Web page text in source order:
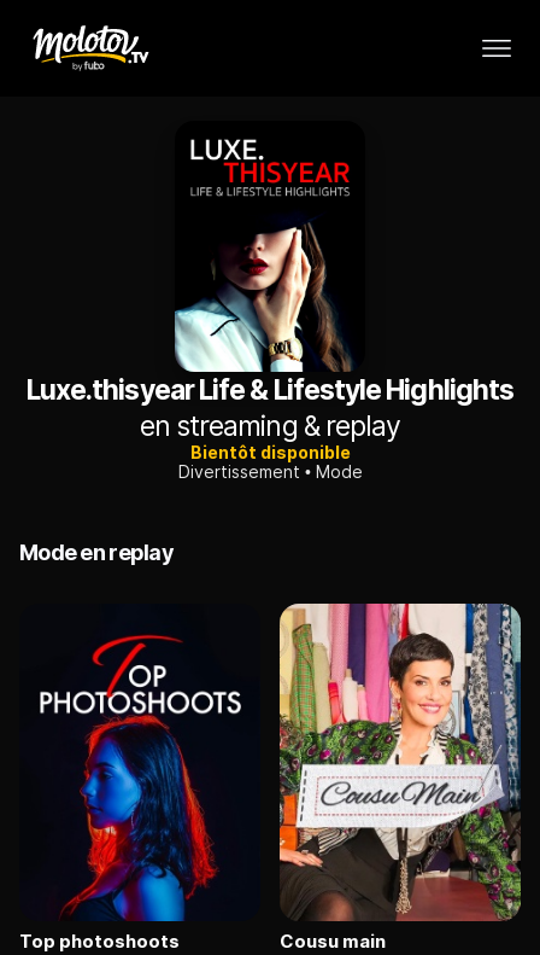
Luxe.thisyear Life & Lifestyle Highlights
en streaming & replay
Bientôt disponible
Divertissement
Mode
Mode en replay
Top photoshoots Cousu main